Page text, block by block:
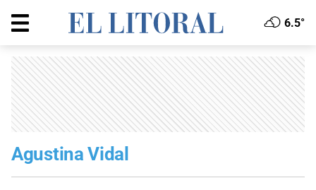
6.5°
Agustina Vidal